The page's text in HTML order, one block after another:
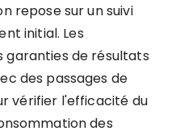
repose sur un suivi
initial. Les
de résultats
des passages de
vérifier l'efficacité du
des